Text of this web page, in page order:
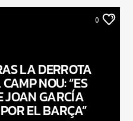
0
LA DERROTA
NOU: “ES
JOAN GARCÍA
EL BARÇA”